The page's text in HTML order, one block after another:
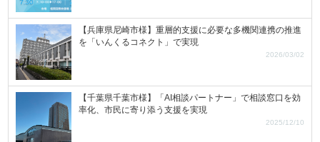
【兵庫県尼崎市様】重層的支援に必要な多機関連携の推進
を「いんくるコネクト」で実現
2026/03/02
【千葉県千葉市様】「AI相談パートナー」で相談窓口を効
率化、市民に寄り添う支援を実現
2025/12/10